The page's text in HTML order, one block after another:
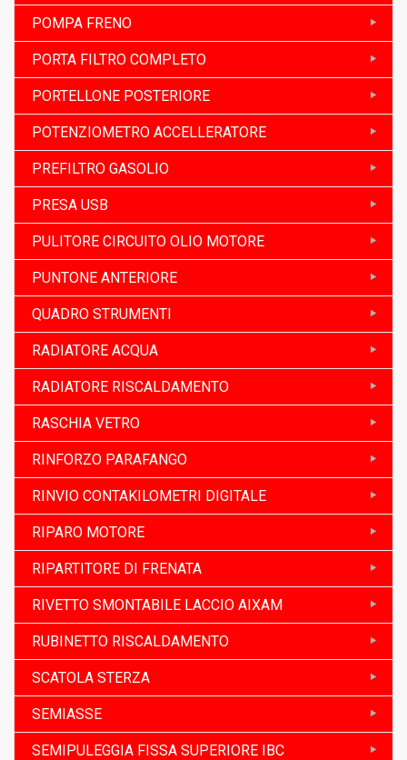
POMPA FRENO
PORTA FILTRO COMPLETO
PORTELLONE POSTERIORE
POTENZIOMETRO ACCELLERATORE
PREFILTRO GASOLIO
PRESA USB
PULITORE CIRCUITO OLIO MOTORE
PUNTONE ANTERIORE
QUADRO STRUMENTI
RADIATORE ACQUA
RADIATORE RISCALDAMENTO
RASCHIA VETRO
RINFORZO PARAFANGO
RINVIO CONTAKILOMETRI DIGITALE
RIPARO MOTORE
RIPARTITORE DI FRENATA
RIVETTO SMONTABILE LACCIO AIXAM
RUBINETTO RISCALDAMENTO
SCATOLA STERZA
SEMIASSE
SEMIPULEGGIA FISSA SUPERIORE IBC